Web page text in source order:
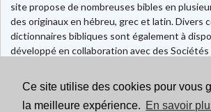
Ce site utilise des cookies pour vous
la meilleure expérience. En savoir
site propose de nombreuses bibles en
des originaux en hébreu, grec et latin. Divers
dictionnaires bibliques sont également à
développé en collaboration avec des Sociétés
Faire un don
Contact